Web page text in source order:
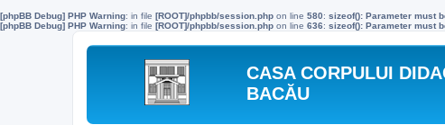
[phpBB Debug] PHP Warning: in file [ROOT]/phpbb/session.php on line 580: sizeof(): Parameter must
[phpBB Debug] PHP Warning: in file [ROOT]/phpbb/session.php on line 636: sizeof(): Parameter must
CASA CORPULUI
BACĂU